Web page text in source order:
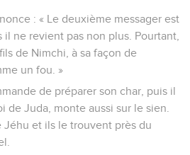
: « Le deuxième messager est
il ne revient pas non plus. Pourtant,
de Nimchi, à sa façon de
un fou. »
de préparer son char, puis il
de Juda, monte aussi sur le sien.
Jéhu et ils le trouvent près du